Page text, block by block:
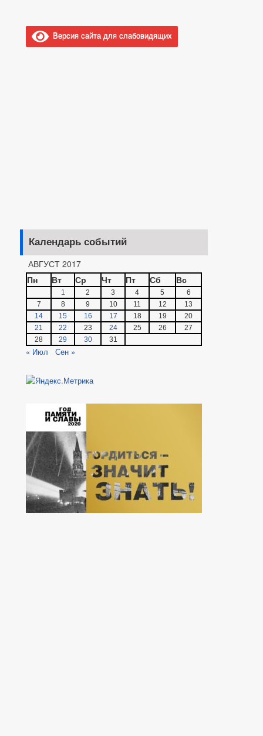
Версия сайта для слабовидящих
Календарь событий
АВГУСТ 2017
Пн
Вт Ср Чт Пт Сб Вс
1 2 3 4 5
6
7
8 9 10 11 12
13
14
15 16 17 18 19
20
21
22 23 24 25 26
27
28
29 30 31
« Июл Сен »